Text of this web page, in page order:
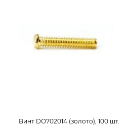
Винт DO702014 (золото), 100 шт.